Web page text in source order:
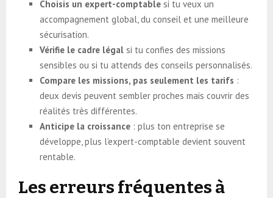
Choisis un expert-comptable si tu veux un
accompagnement global, du conseil et une meilleure
sécurisation.
Vérifie le cadre légal si tu confies des missions
sensibles ou si tu attends des conseils personnalisés.
Compare les missions, pas seulement les tarifs :
deux devis peuvent sembler proches mais couvrir des
réalités très différentes.
Anticipe la croissance : plus ton entreprise se
développe, plus l’expert-comptable devient souvent
rentable.
Les erreurs fréquentes à